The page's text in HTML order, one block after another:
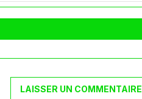
LAISSER UN COMMENTAIRE